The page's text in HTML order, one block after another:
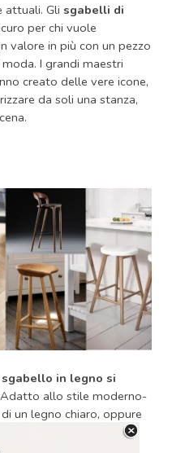
attuali. Gli sgabelli di
per chi vuole
valore in più con un pezzo
I grandi maestri
creato delle vere icone,
da soli una stanza,
sgabello in legno si
Adatto allo stile moderno-
un legno chiaro, oppure
amo gli sgabelli in